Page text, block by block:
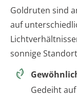
Goldruten sind
auf
sonnige
Gedeiht